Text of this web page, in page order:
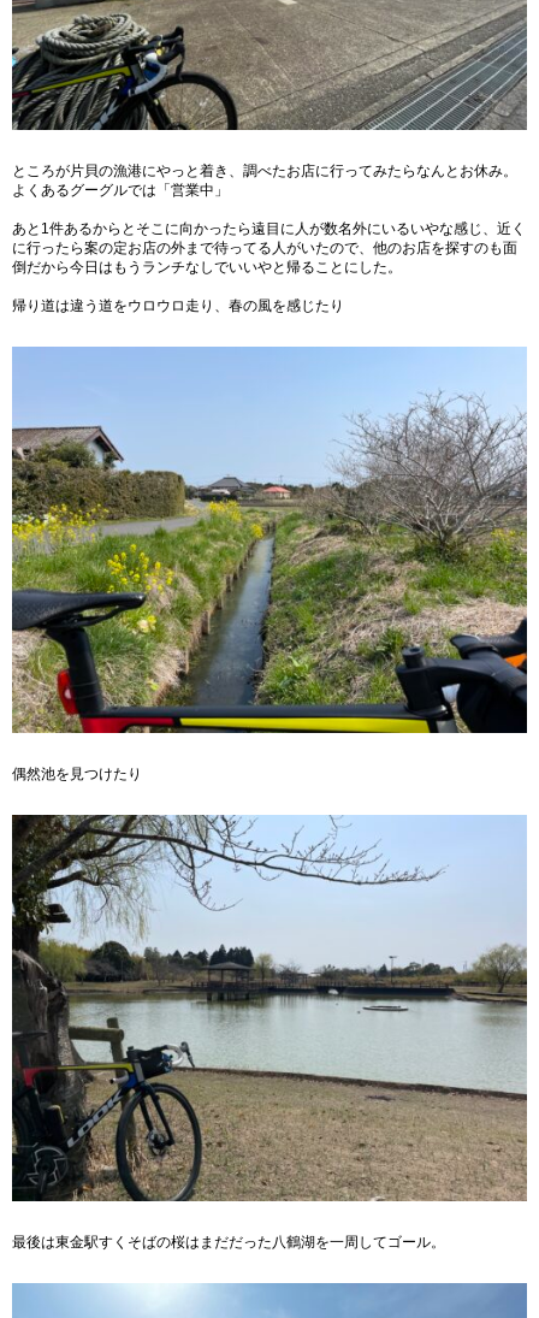
ところが片貝の漁港にやっと着き、調べたお店に行ってみたらなんとお休み。
よくあるグーグルでは「営業中」
あと1件あるからとそこに向かったら遠目に人が数名外にいるいやな感じ、近く
に行ったら案の定お店の外まで待ってる人がいたので、他のお店を探すのも面
倒だから今日はもうランチなしでいいやと帰ることにした。
帰り道は違う道をウロウロ走り、春の風を感じたり
偶然池を見つけたり
最後は東金駅すくそばの桜はまだだった八鶴湖を一周してゴール。